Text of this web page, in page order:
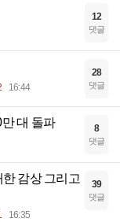
12
댓글
16:44
28
댓글
대 돌파 8
댓글
감상 그리고
16:35
39
댓글